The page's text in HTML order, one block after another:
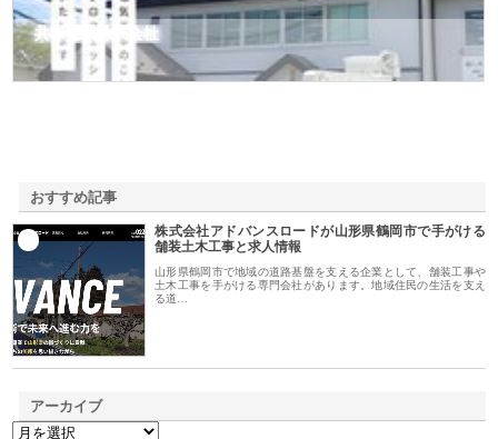
共和電気株式会社
おすすめ記事
株式会社アドバンスロードが山形県鶴岡市で手がける
舗装土木工事と求人情報
山形県鶴岡市で地域の道路基盤を支える企業として、舗装工事や
土木工事を手がける専門会社があります。地域住民の生活を支え
る道…
アーカイブ